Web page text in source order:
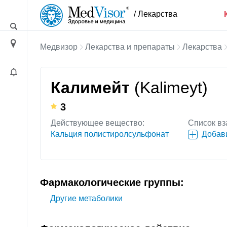
/ Лекарства
Медвизор Лекарства и препараты Лекарства
Калимейт (Kalimeyt)
3
Действующее вещество:
Кальция полистиролсульфонат
Список
Фармакологические группы:
Другие метаболики